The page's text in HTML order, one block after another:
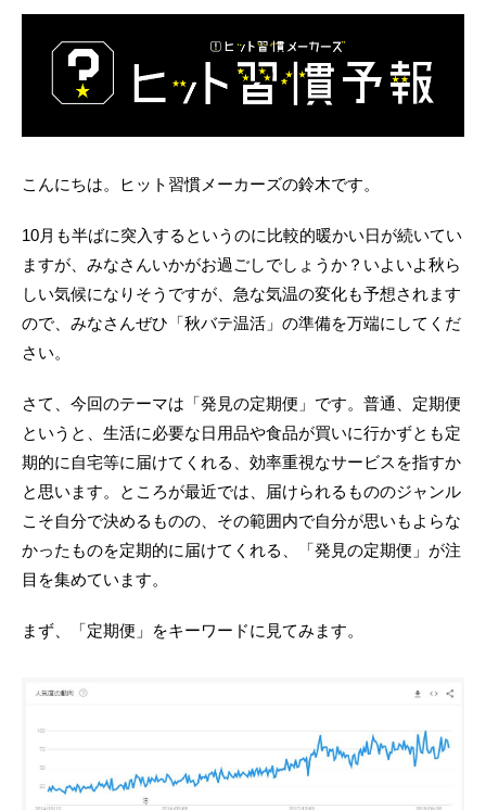
こんにちは。ヒット習慣メーカーズの鈴木です。
10月も半ばに突入するというのに比較的暖かい日が続いてい
ますが、みなさんいかがお過ごしでしょうか？いよいよ秋ら
しい気候になりそうですが、急な気温の変化も予想されます
ので、みなさんぜひ「秋バテ温活」の準備を万端にしてくだ
さい。
さて、今回のテーマは「発見の定期便」です。普通、定期便
というと、生活に必要な日用品や食品が買いに行かずとも定
期的に自宅等に届けてくれる、効率重視なサービスを指すか
と思います。ところが最近では、届けられるもののジャンル
こそ自分で決めるものの、その範囲内で自分が思いもよらな
かったものを定期的に届けてくれる、「発見の定期便」が注
目を集めています。
まず、「定期便」をキーワードに見てみます。